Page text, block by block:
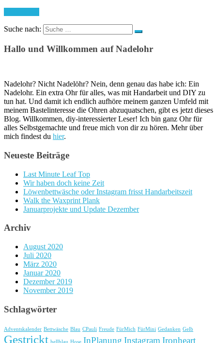
Suche nach:
Hallo und Willkommen auf Nadelohr
Nadelohr? Nicht Nadelöhr? Nein, denn genau das habe ich: Ein
Nadelohr. Ein extra Ohr für alles, was mit Handarbeit und DIY zu
tun hat. Und damit ich endlich aufhöre meinem ganzen Umfeld mit
meinem Bastelinteresse die Ohren abzuquatschen, gibt es jetzt dieses
Blog. Willkommen, diy-interessierter Leser! Ich bin ganz Ohr für
alles Selbstgemachte und freue mich von dir zu hören. Mehr über
mich findest du hier.
Neueste Beiträge
Last Minute Leaf Top
Wir haben doch keine Zeit
Löwenbettwäsche oder Instagram frisst Handarbeitszeit
Walk the Waxprint Plank
Januarprojekte und Update Dezember
Archiv
August 2020
Juli 2020
März 2020
Januar 2020
Dezember 2019
November 2019
Schlagwörter
Adventskalender Bettwäsche Blau CPauli Freude FürMich FürMini Gedanken Gelb
Gestrickt hellblau Hose InPlanung Instagram Ironheart